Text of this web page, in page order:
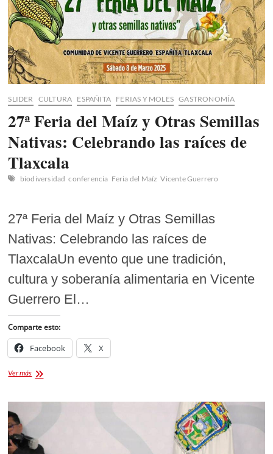
SLIDER CULTURA ESPAÑITA FERIAS Y MOLES GASTRONOMÍA
27ª Feria del Maíz y Otras Semillas
Nativas: Celebrando las raíces de
Tlaxcala
biodiversidad conferencia Feria del Maíz Vicente Guerrero
27ª Feria del Maíz y Otras Semillas
Nativas: Celebrando las raíces de
TlaxcalaUn evento que une tradición,
cultura y soberanía alimentaria en Vicente
Guerrero El…
Comparte esto:
Facebook X
Ver más27ª
Maíz
Semillas
Nativas: